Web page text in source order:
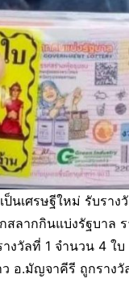
นเศรษฐีใหม่ รับราง
สลากกินแบ่งรัฐบาล
งวัลที่ 1 จำนวน 4
อ.มัญจาคีรี ถูกรางวั